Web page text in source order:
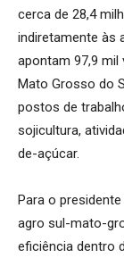
cerca de 28,4
indiretamente às
apontam 97,9 mil
Mato Grosso do
postos de
sojicultura,
de-açúcar.
Para o
agro sul-mato-
eficiência dentro